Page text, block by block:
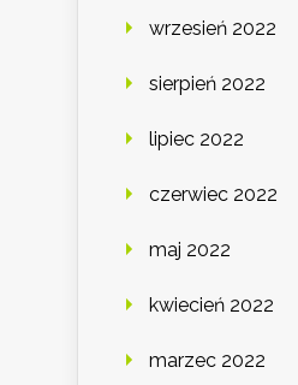
wrzesień 2022
sierpień 2022
lipiec 2022
czerwiec 2022
maj 2022
kwiecień 2022
marzec 2022